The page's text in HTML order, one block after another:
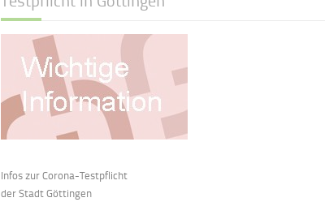
Infos zur Corona-Testpflicht
der Stadt Göttingen